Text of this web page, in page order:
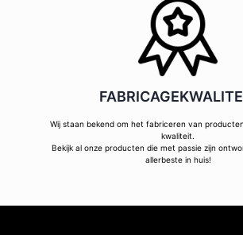
Wij staan bekend om het fabriceren van
kwaliteit.
Bekijk al onze producten die met passie zijn
allerbeste in huis!